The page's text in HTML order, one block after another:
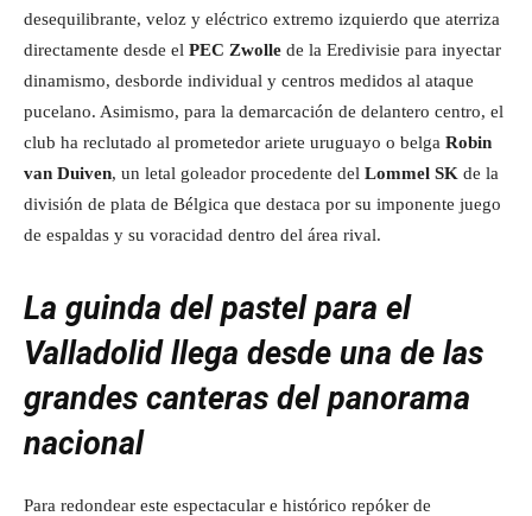
desequilibrante, veloz y eléctrico extremo izquierdo que aterriza
directamente desde el PEC Zwolle de la Eredivisie para inyectar
dinamismo, desborde individual y centros medidos al ataque
pucelano. Asimismo, para la demarcación de delantero centro, el
club ha reclutado al prometedor ariete uruguayo o belga Robin
van Duiven, un letal goleador procedente del Lommel SK de la
división de plata de Bélgica que destaca por su imponente juego
de espaldas y su voracidad dentro del área rival.
La guinda del pastel para el
Valladolid llega desde una de las
grandes canteras del panorama
nacional
Para redondear este espectacular e histórico repóker de